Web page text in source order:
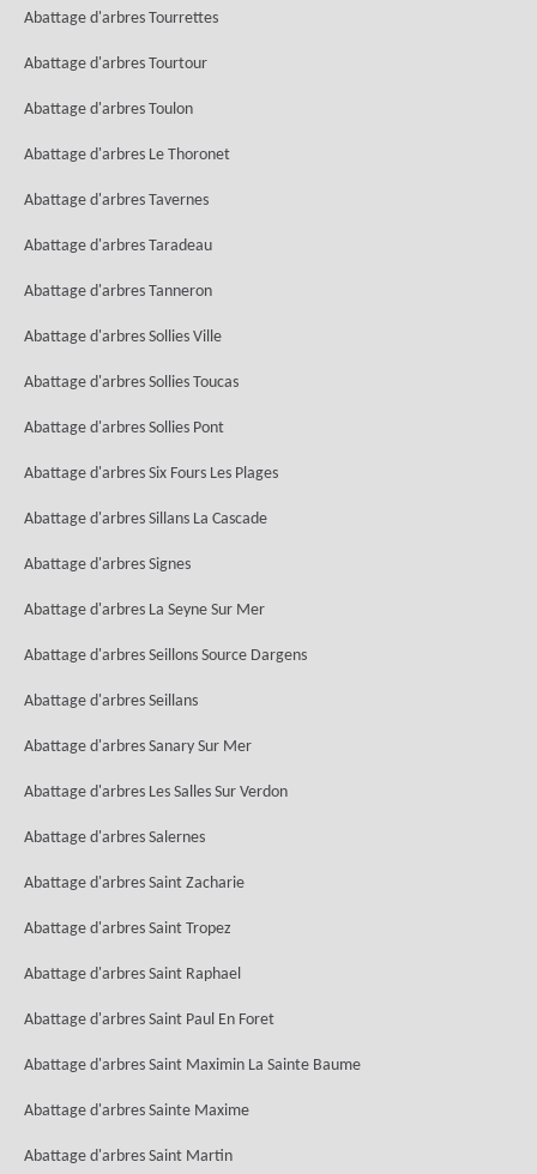
Abattage d'arbres Tourrettes
Abattage d'arbres Tourtour
Abattage d'arbres Toulon
Abattage d'arbres Le Thoronet
Abattage d'arbres Tavernes
Abattage d'arbres Taradeau
Abattage d'arbres Tanneron
Abattage d'arbres Sollies Ville
Abattage d'arbres Sollies Toucas
Abattage d'arbres Sollies Pont
Abattage d'arbres Six Fours Les Plages
Abattage d'arbres Sillans La Cascade
Abattage d'arbres Signes
Abattage d'arbres La Seyne Sur Mer
Abattage d'arbres Seillons Source Dargens
Abattage d'arbres Seillans
Abattage d'arbres Sanary Sur Mer
Abattage d'arbres Les Salles Sur Verdon
Abattage d'arbres Salernes
Abattage d'arbres Saint Zacharie
Abattage d'arbres Saint Tropez
Abattage d'arbres Saint Raphael
Abattage d'arbres Saint Paul En Foret
Abattage d'arbres Saint Maximin La Sainte Baume
Abattage d'arbres Sainte Maxime
Abattage d'arbres Saint Martin